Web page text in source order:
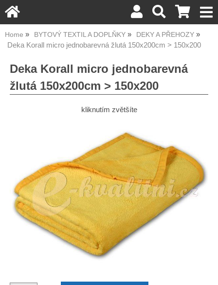
Home BYTOVÝ TEXTIL A DOPLŇKY DEKY A PŘEHOZY
Deka Korall micro jednobarevná žlutá 150x200cm > 150x200
Deka Korall micro jednobarevná
žlutá 150x200cm > 150x200
kliknutím zvětšíte